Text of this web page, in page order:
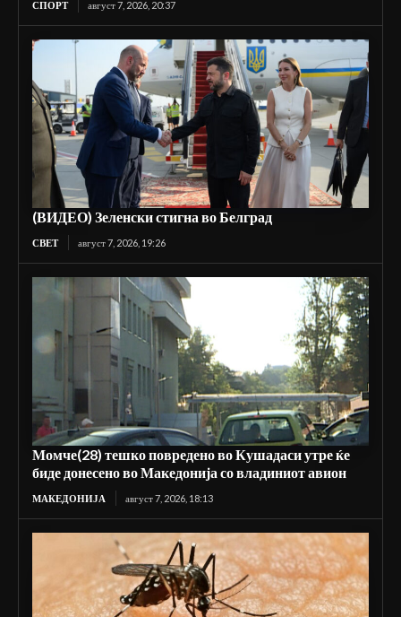
СПОРТ август 7, 2026, 20:37
(ВИДЕО) Зеленски стигна во Белград
СВЕТ август 7, 2026, 19:26
Момче(28) тешко повредено во Кушадаси утре ќе
биде донесено во Македонија со владиниот авион
МАКЕДОНИЈА август 7, 2026, 18:13